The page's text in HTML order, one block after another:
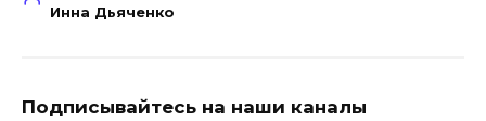
Инна Дьяченко
Подписывайтесь на наши каналы